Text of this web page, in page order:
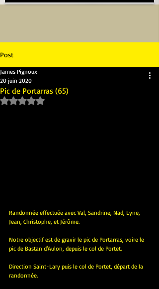
Post
Pic de Portarras (65)
James Pignoux
20 juin 2020
Noté NaN étoiles sur 5.
Randonnée effectuée avec Val, Sandrine, Nad, Lyne,
Jean, Christophe, et Jérôme.
Notre objectif est de gravir le pic de Portarras, voire le
pic de Bastan d'Aulon, depuis le col de Portet.
Direction Saint-Lary puis le col de Portet, départ de la
randonnée.